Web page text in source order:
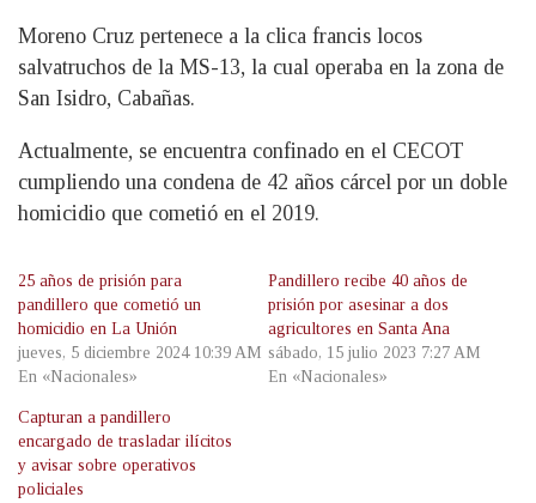
Moreno Cruz pertenece a la clica francis locos
salvatruchos de la MS-13, la cual operaba en la zona de
San Isidro, Cabañas.
Actualmente, se encuentra confinado en el CECOT
cumpliendo una condena de 42 años cárcel por un doble
homicidio que cometió en el 2019.
25 años de prisión para
pandillero que cometió un
homicidio en La Unión
jueves, 5 diciembre 2024 10:39 AM
En «Nacionales»
Pandillero recibe 40 años de
prisión por asesinar a dos
agricultores en Santa Ana
sábado, 15 julio 2023 7:27 AM
En «Nacionales»
Capturan a pandillero
encargado de trasladar ilícitos
y avisar sobre operativos
policiales